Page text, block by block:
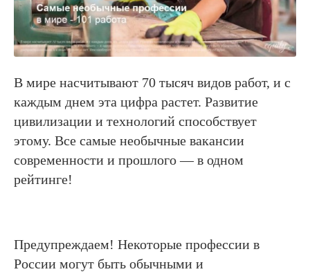
В мире насчитывают 70 тысяч видов работ, и с
каждым днем эта цифра растет. Развитие
цивилизации и технологий способствует
этому. Все самые необычные вакансии
современности и прошлого — в одном
рейтинге!
Предупреждаем! Некоторые профессии в
России могут быть обычными и